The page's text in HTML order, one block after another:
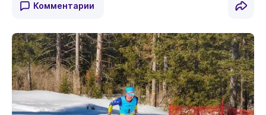
Комментарии